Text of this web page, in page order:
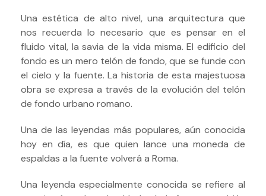
Una estética de alto nivel, una arquitectura que
nos recuerda lo necesario que es pensar en el
fluido vital, la savia de la vida misma.El edificio del
fondo es un mero telón de fondo, que se funde con
el cielo y la fuente. La historia de esta majestuosa
obra se expresa a través de la evolución del telón
de fondo urbano romano.
Una de las leyendas más populares, aún conocida
hoy en día, es que quien lance una moneda de
espaldas a la fuente volverá a Roma.
Una leyenda especialmente conocida se refiere al